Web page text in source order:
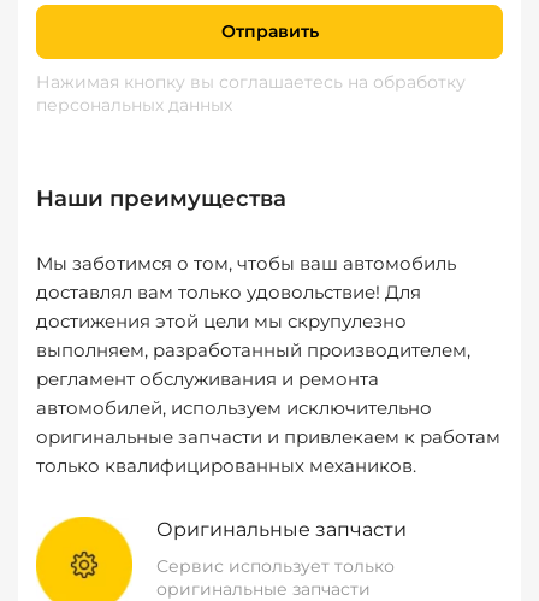
Отправить
Нажимая кнопку вы соглашаетесь на обработку
персональных данных
Наши преимущества
Мы заботимся о том, чтобы ваш автомобиль
доставлял вам только удовольствие! Для
достижения этой цели мы скрупулезно
выполняем, разработанный производителем,
регламент обслуживания и ремонта
автомобилей, используем исключительно
оригинальные запчасти и привлекаем к работам
только квалифицированных механиков.
Оригинальные запчасти
Сервис использует только
оригинальные запчасти